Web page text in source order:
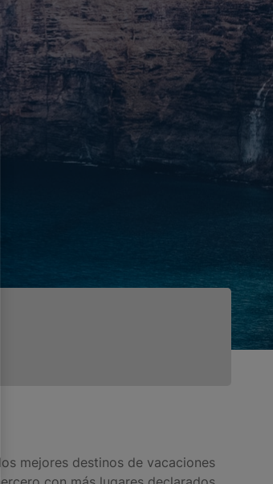
mejores destinos de vacaciones